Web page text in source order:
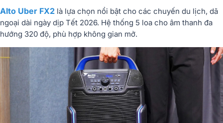
Alto Uber FX2 là lựa chọn nổi bật cho các chuyến du lịch, dã
ngoại dài ngày dịp Tết 2026. Hệ thống 5 loa cho âm thanh đa
hướng 320 độ, phù hợp không gian mở.